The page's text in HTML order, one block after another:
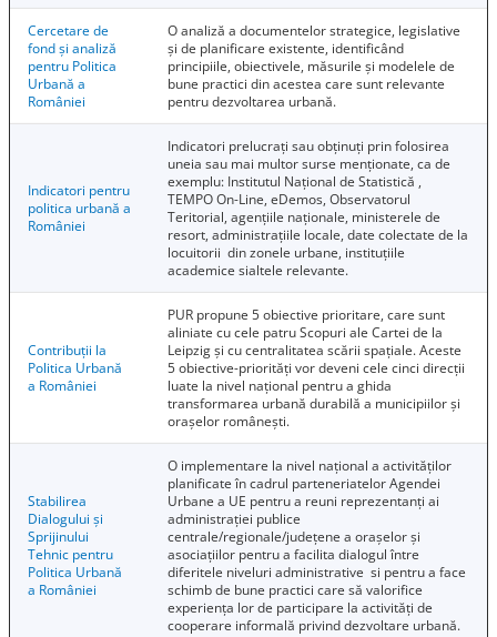
Cercetare de
fond și analiză
pentru Politica
Urbană a
României
O analiză a documentelor strategice, legislative
și de planificare existente, identificând
principiile, obiectivele, măsurile și modelele de
bune practici din acestea care sunt relevante
pentru dezvoltarea urbană.
Indicatori pentru
politica urbană a
României
Indicatori prelucrați sau obținuți prin folosirea
uneia sau mai multor surse menționate, ca de
exemplu: Institutul Național de Statistică ,
TEMPO On-Line, eDemos, Observatorul
Teritorial, agențiile naționale, ministerele de
resort, administrațiile locale, date colectate de la
locuitorii din zonele urbane, instituțiile
academice sialtele relevante.
Contribuții la
Politica Urbană
a României
PUR propune 5 obiective prioritare, care sunt
aliniate cu cele patru Scopuri ale Cartei de la
Leipzig și cu centralitatea scării spațiale. Aceste
5 obiective-priorități vor deveni cele cinci direcții
luate la nivel național pentru a ghida
transformarea urbană durabilă a municipiilor și
orașelor românești.
Stabilirea
Dialogului și
Sprijinului
Tehnic pentru
Politica Urbană
a României
O implementare la nivel național a activităților
planificate în cadrul parteneriatelor Agendei
Urbane a UE pentru a reuni reprezentanți ai
administrației publice
centrale/regionale/județene a orașelor și
asociațiilor pentru a facilita dialogul între
diferitele niveluri administrative si pentru a face
schimb de bune practici care să valorifice
experiența lor de participare la activități de
cooperare informală privind dezvoltare urbană.